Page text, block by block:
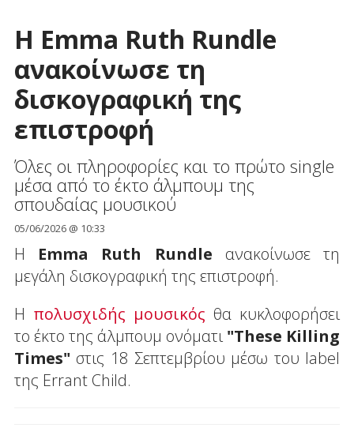
H Emma Ruth Rundle
ανακοίνωσε τη
δισκογραφική της
επιστροφή
Όλες οι πληροφορίες και το πρώτο single
μέσα από το έκτο άλμπουμ της
σπουδαίας μουσικού
05/06/2026 @ 10:33
Η Emma Ruth Rundle ανακοίνωσε τη
μεγάλη δισκογραφική της επιστροφή.
Η πολυσχιδής μουσικός θα κυκλοφορήσει
το έκτο της άλμπουμ ονόματι"These Killing
Times" στις 18 Σεπτεμβρίου μέσω του label
της Errant Child.